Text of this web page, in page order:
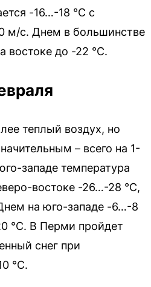
-16…-18 °С с
м/с. Днем в большинстве
востоке до -22 °С.
теплый воздух, но
– всего на 1-
западе температура
востоке -26…-28 °С,
на юго-западе -6…-8
°С. В Перми пройдет
снег при
°С.